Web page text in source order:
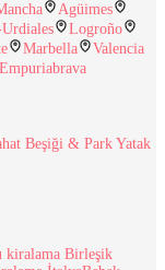
Agüimes
Logroño
Marbella
Valencia
Empuriabrava
Beşiği & Park Yatak
kiralama Birleşik